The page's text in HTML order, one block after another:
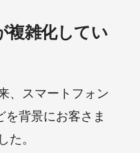
複雑化してい
、スマートフォン
を背景にお客さま
。